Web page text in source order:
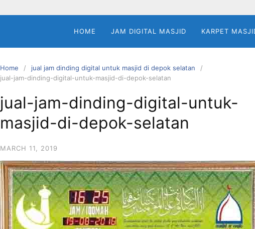
HOME JAM DIGITAL MASJID KARPET
Home
jual jam dinding digital untuk masjid di depok selatan
jual-jam-dinding-digital-untuk-masjid-di-depok-selatan
jual-jam-dinding-digital-untuk-
masjid-di-depok-selatan
MARCH 11, 2019